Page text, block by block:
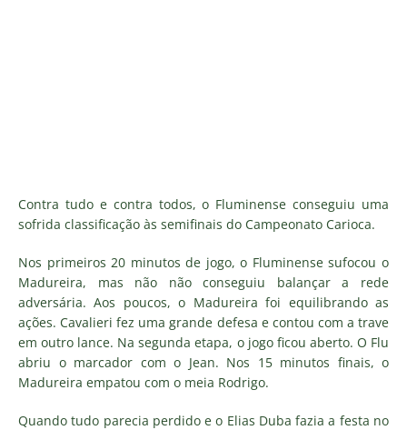
Contra tudo e contra todos, o Fluminense conseguiu uma
sofrida classificação às semifinais do Campeonato Carioca.
Nos primeiros 20 minutos de jogo, o Fluminense sufocou o
Madureira, mas não não conseguiu balançar a rede
adversária. Aos poucos, o Madureira foi equilibrando as
ações. Cavalieri fez uma grande defesa e contou com a trave
em outro lance. Na segunda etapa, o jogo ficou aberto. O Flu
abriu o marcador com o Jean. Nos 15 minutos finais, o
Madureira empatou com o meia Rodrigo.
Quando tudo parecia perdido e o Elias Duba fazia a festa no